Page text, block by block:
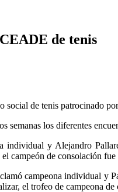
de tenis
social de tenis patrocinado
semanas los diferentes
y Alejandro
campeón de consolación
campeona individual
el trofeo de campeona